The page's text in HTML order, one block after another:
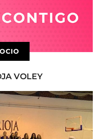
VOLEY